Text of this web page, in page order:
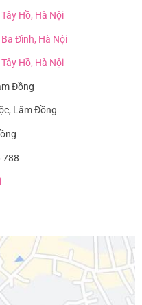
Hồ, Hà Nội
Đình, Hà Nội
Hồ, Hà Nội
Đồng
Lâm Đồng
788